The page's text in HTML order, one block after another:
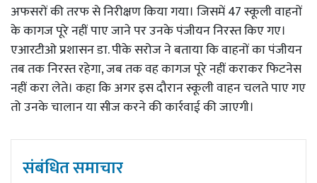
अफसरों की तरफ से निरीक्षण किया गया। जिसमें 47 स्कूली वाहनों
के कागज पूरे नहीं पाए जाने पर उनके पंजीयन निरस्त किए गए।
एआरटीओ प्रशासन डा. पीके सरोज ने बताया कि वाहनों का पंजीयन
तब तक निरस्त रहेगा, जब तक वह कागज पूरे नहीं कराकर फिटनेस
नहीं करा लेते। कहा कि अगर इस दौरान स्कूली वाहन चलते पाए गए
तो उनके चालान या सीज करने की कार्रवाई की जाएगी।
संबंधित समाचार